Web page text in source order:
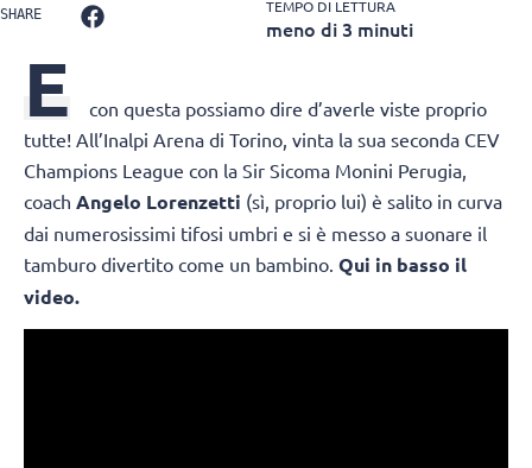
SHARE TEMPO DI LETTURA
meno di 3 minuti
E
con questa possiamo dire d’averle viste proprio
tutte! All’Inalpi Arena di Torino, vinta la sua seconda CEV
Champions League con la Sir Sicoma Monini Perugia,
coach Angelo Lorenzetti (sì, proprio lui) è salito in curva
dai numerosissimi tifosi umbri e si è messo a suonare il
tamburo divertito come un bambino. Qui in basso il
video.